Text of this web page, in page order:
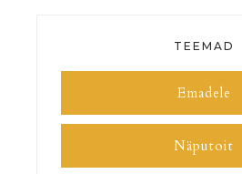
TEEMAD
Emadele
Näputoit